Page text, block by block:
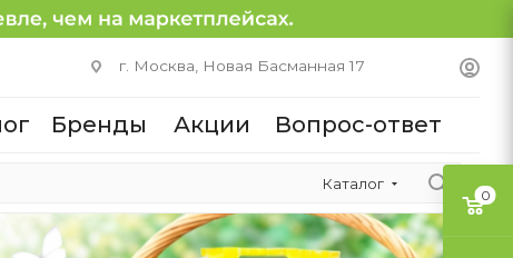
г. Москва, Новая Басманная 17
Бренды Акции Вопрос-ответ
Каталог
0